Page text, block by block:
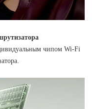
чипом Wi-Fi